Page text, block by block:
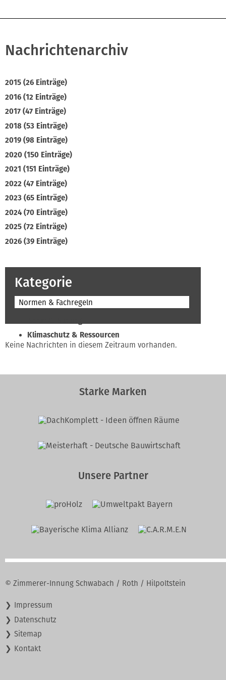
Nachrichtenarchiv
2015 (26 Einträge)
2016 (12 Einträge)
2017 (47 Einträge)
2018 (53 Einträge)
2019 (98 Einträge)
2020 (150 Einträge)
2021 (151 Einträge)
2022 (47 Einträge)
2023 (65 Einträge)
2024 (70 Einträge)
2025 (72 Einträge)
2026 (39 Einträge)
Kategorie
Normen & Fachregeln
Klimaschutz & Ressourcen
Normen & Fachregeln
Soziales & Tarifpolitik
Interviews
Keine Nachrichten in diesem Zeitraum vorhanden.
Starke Marken
Unsere Partner
© Zimmerer-Innung Schwabach / Roth / Hilpoltstein
Navigation
überspringen
Impressum
Datenschutz
Sitemap
Kontakt